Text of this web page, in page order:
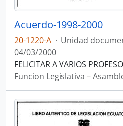
Acuerdo-1998-2000
20-1220-A · Unidad
04/03/2000
FELICITAR A VARIOS
Funcion Legislativa –